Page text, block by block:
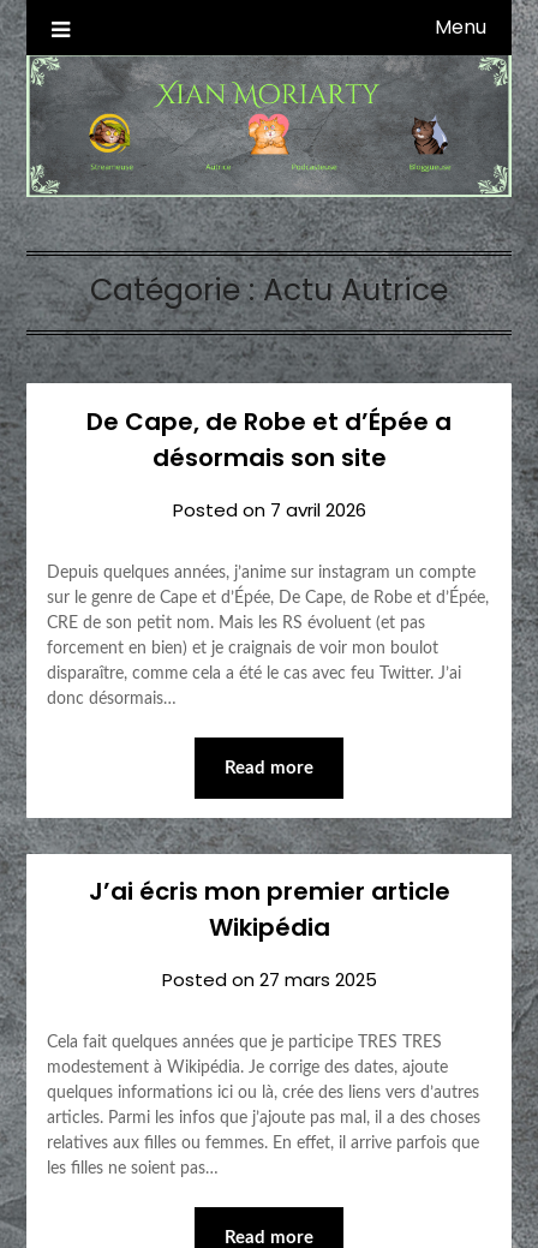
Skip
to
content
Xian Moriarty
Autrice SFFF & Blogueuse & Streameuse Menu
Catégorie :Actu Autrice
De Cape, de Robe et d’Épée a
désormais son site
Posted on 7 avril 2026
Depuis quelques années, j’anime sur instagram un compte
sur le genre de Cape et d’Épée, De Cape, de Robe et d’Épée,
CRE de son petit nom. Mais les RS évoluent (et pas
forcement en bien) et je craignais de voir mon boulot
disparaître, comme cela a été le cas avec feu Twitter. J’ai
donc désormais…
Read more
J’ai écris mon premier article
Wikipédia
Posted on27 mars 2025
Cela fait quelques années que je participe TRES TRES
modestement à Wikipédia. Je corrige des dates, ajoute
quelques informations ici ou là, crée des liens vers d’autres
articles. Parmi les infos que j’ajoute pas mal, il a des choses
relatives aux filles ou femmes. En effet, il arrive parfois que
les filles ne soient pas…
Read more